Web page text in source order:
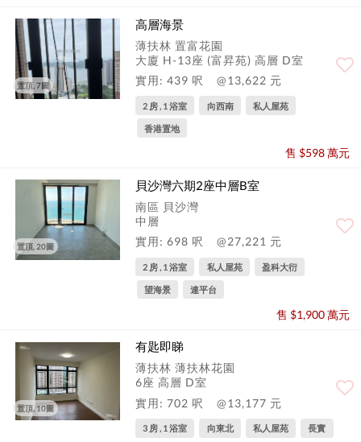
置頂, 7圖
高層海景
薄扶林 置富花園
大廈 H-13座 (富昇苑) 高層 D室
實用: 439 呎
@13,622 元
2 房 , 1 浴室 向西南 私人屋苑
香港置地
售 $598 萬元
置頂, 20圖
貝沙灣六期2座中層B室
南區 貝沙灣
中層
實用: 698 呎
@27,221 元
2 房 , 1 浴室 私人屋苑 盈科大衍
望海景 連平台
售 $1,900 萬元
置頂, 10圖
有匙即睇
薄扶林 薄扶林花園
6座 高層 D室
實用: 702 呎
@13,177 元
3 房 , 1 浴室 向東北 私人屋苑 長實